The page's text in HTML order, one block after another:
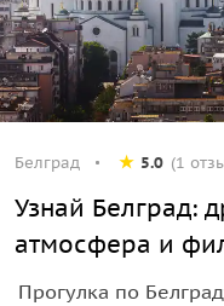
Белград 5.0 (1
Узнай Белград:
атмосфера и
Прогулка по